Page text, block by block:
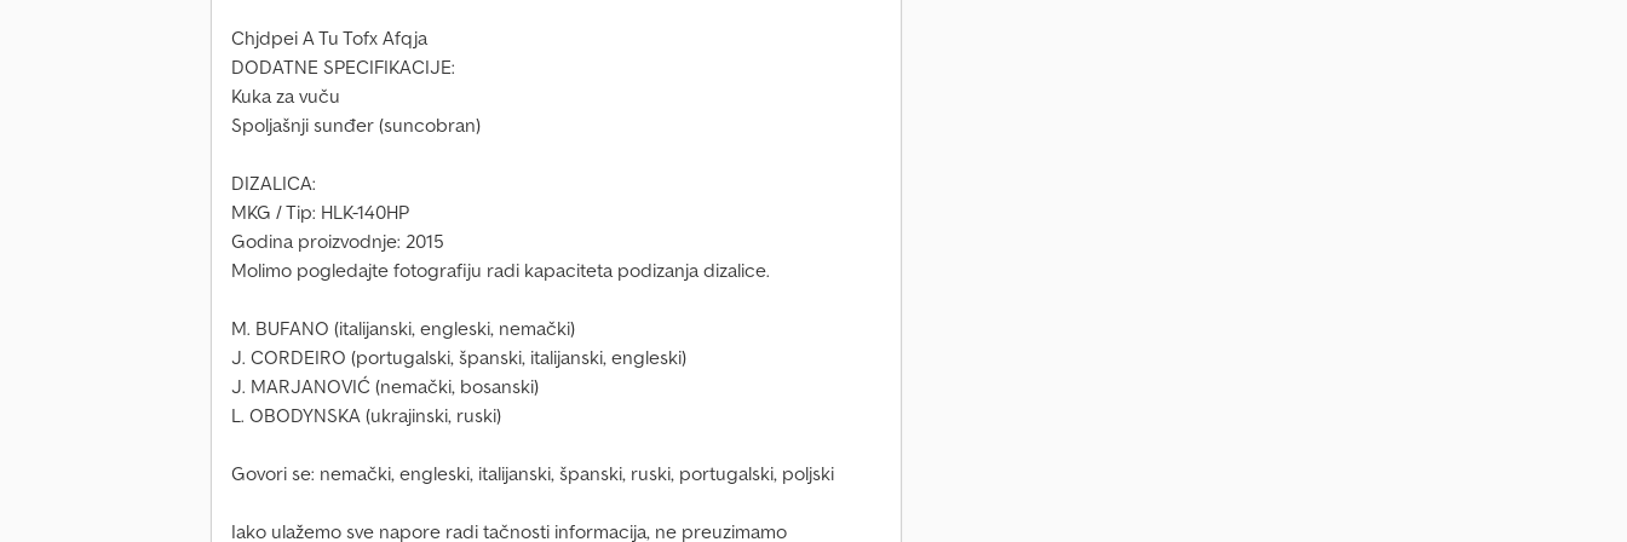
Chjdpei A Tu Tofx Afqja
DODATNE SPECIFIKACIJE:
Kuka za vuču
Spoljašnji sunđer (suncobran)
DIZALICA:
MKG / Tip: HLK-140HP
Godina proizvodnje: 2015
Molimo pogledajte fotografiju radi kapaciteta podizanja dizalice.
M. BUFANO (italijanski, engleski, nemački)
J. CORDEIRO (portugalski, španski, italijanski, engleski)
J. MARJANOVIĆ (nemački, bosanski)
L. OBODYNSKA (ukrajinski, ruski)
Govori se: nemački, engleski, italijanski, španski, ruski, portugalski, poljski
Iako ulažemo sve napore radi tačnosti informacija, ne preuzimamo